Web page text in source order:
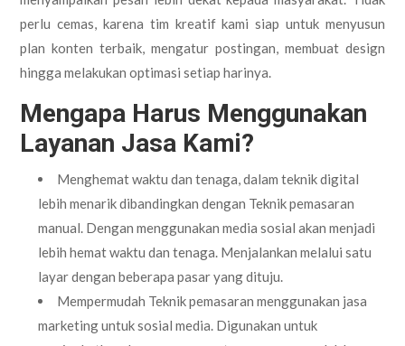
perlu cemas, karena tim kreatif kami siap untuk menyusun
plan konten terbaik, mengatur postingan, membuat design
hingga melakukan optimasi setiap harinya.
Mengapa Harus Menggunakan
Layanan Jasa Kami?
Menghemat waktu dan tenaga, dalam teknik digital
lebih menarik dibandingkan dengan Teknik pemasaran
manual. Dengan menggunakan media sosial akan menjadi
lebih hemat waktu dan tenaga. Menjalankan melalui satu
layar dengan beberapa pasar yang dituju.
Mempermudah Teknik pemasaran menggunakan jasa
marketing untuk sosial media. Digunakan untuk